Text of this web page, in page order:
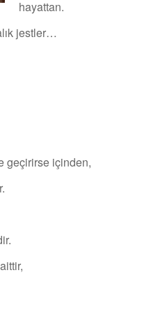
hayattan.
jestler…
geçirirse içinden,